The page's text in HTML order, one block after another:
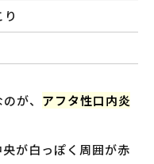
が、 アフタ性口内炎
が白っぽく周囲が赤